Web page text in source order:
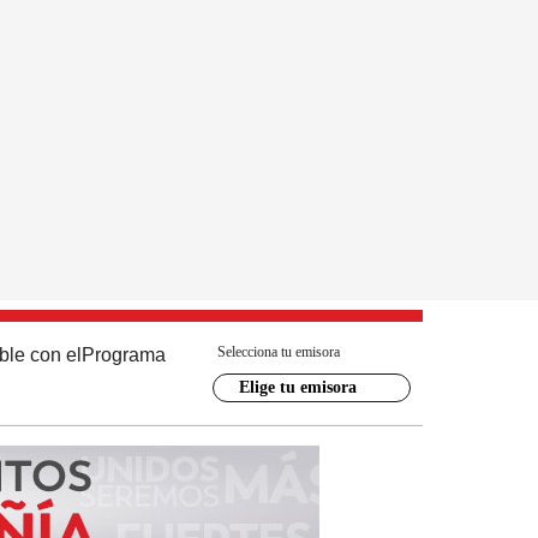
con el Programa Selecciona tu emisora
Elige tu emisora